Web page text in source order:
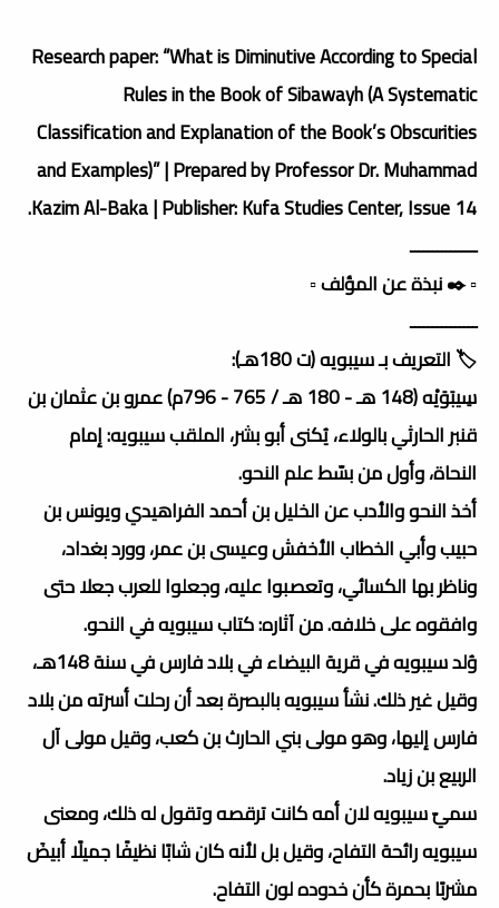
Research paper: “What is Diminutive According to Special
Rules in the Book of Sibawayh (A Systematic
Classification and Explanation of the Book’s Obscurities
and Examples)” | Prepared by Professor Dr. Muhammad
Kazim Al-Baka | Publisher: Kufa Studies Center, Issue 14.
ـــــــــــــــ
▫️ ✒️ نبذة عن المؤلف ▫️
ـــــــــــــــ
🏷️ التعريف بـ سيبويه (ت 180هـ):
سِيبَوَيْه (148 هـ - 180 هـ / 765 - 796م) عمرو بن عثمان بن
قنبر الحارثي بالولاء، يُكنى أبو بشر، الملقب سيبويه: إمام
النحاة، وأول من بسّط علم النحو.
أخذ النحو والأدب عن الخليل بن أحمد الفراهيدي ويونس بن
حبيب وأبي الخطاب الأخفش وعيسى بن عمر، وورد بغداد،
وناظر بها الكسائي، وتعصبوا عليه، وجعلوا للعرب جعلا حتى
وافقوه على خلافه. من آثاره: كتاب سيبويه في النحو.
وُلد سيبويه في قرية البيضاء في بلاد فارس في سنة 148هـ،
وقيل غير ذلك. نشأ سيبويه بالبصرة بعد أن رحلت أسرته من بلاد
فارس إليها، وهو مولى بني الحارث بن كعب، وقيل مولى آل
الربيع بن زياد.
سميّ سيبويه لان أمه كانت ترقصه وتقول له ذلك، ومعنى
سيبويه رائحة التفاح، وقيل بل لأنه كان شابًا نظيفًا جميلًا أبيضَ
مشربًا بحمرة كأن خدوده لون التفاح.